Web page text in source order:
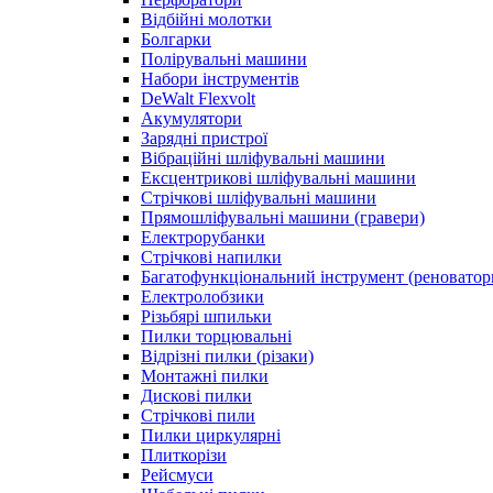
Відбійні молотки
Болгарки
Полірувальні машини
Набори інструментів
DeWalt Flexvolt
Акумулятори
Зарядні пристрої
Вібраційні шліфувальні машини
Ексцентрикові шліфувальні машини
Стрічкові шліфувальні машини
Прямошліфувальні машини (гравери)
Електрорубанки
Стрічкові напилки
Багатофункціональний інструмент
Електролобзики
Різьбярі шпильки
Пилки торцювальні
Відрізні пилки (різаки)
Монтажні пилки
Дискові пилки
Стрічкові пили
Пилки циркулярні
Плиткорізи
Рейсмуси